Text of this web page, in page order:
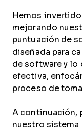
Hemos
mejorando
puntuación de
diseñada para
de software y lo
efectiva,
proceso de
A continuación,
nuestro sistema